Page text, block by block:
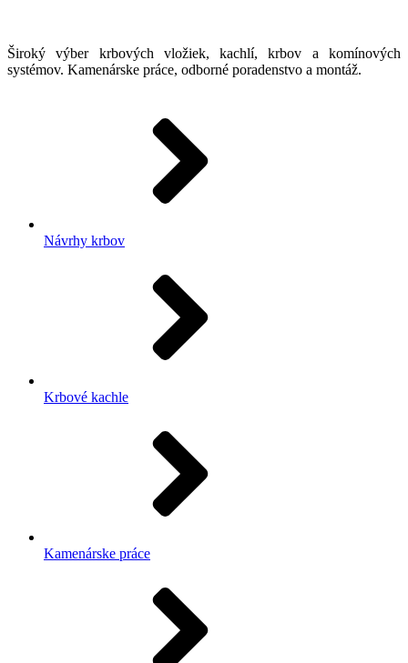
Široký výber krbových vložiek, kachlí, krbov a komínových
systémov. Kamenárske práce, odborné poradenstvo a montáž.
Návrhy krbov
Krbové kachle
Kamenárske práce